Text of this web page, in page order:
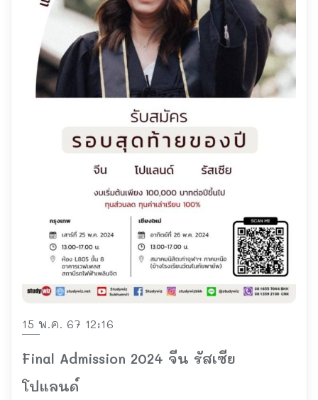
15 พ.ค. 67 12:16
Final Admission 2024 จีน รัสเซีย
โปแลนด์